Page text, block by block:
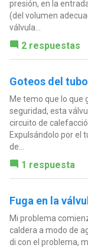
presión, en la
(del volumen
válvula...
2 respuestas
Goteos del
Me temo que lo que
seguridad, esta
circuito de
Expulsándolo por el
de...
1 respuesta
Fuga en la
Mi problema
caldera a modo de
di con el problema,